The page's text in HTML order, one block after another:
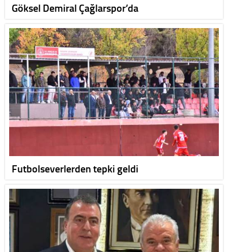
Göksel Demiral Çağlarspor’da
Futbolseverlerden tepki geldi